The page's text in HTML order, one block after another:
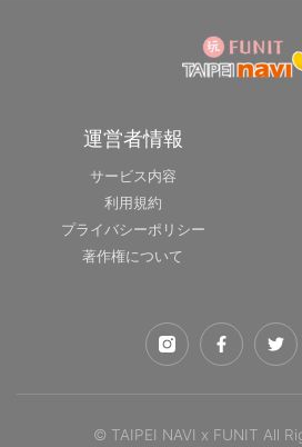
運営者情報
サービス内容
利用規約
プライバシーポリシー
著作権について
© TAIPEI NAVI x FUNIT All